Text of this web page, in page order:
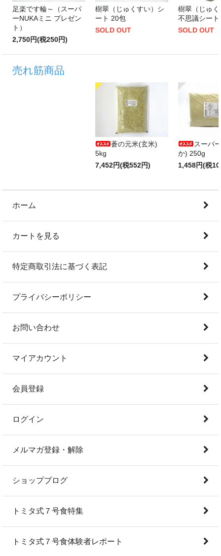
足楽です輪～（スーパ
ーNUKAミニ プレゼン
ト）
2,750円(税250円)
樹翠（じゅくすい）シ
ート 20包
SOLD OUT
樹翠（じゅ
不思議シー
SOLD OUT
売れ筋商品
蒼の元米(玄米)
5kg
7,452円(税552円)
スーパ
か) 250g
1,458円(税
ホーム
カートを見る
特定商取引法に基づく表記
プライバシーポリシー
お問い合わせ
マイアカウント
会員登録
ログイン
メルマガ登録・解除
ショップブログ
トミタ式７号食特集
トミタ式７号食体験者レポート